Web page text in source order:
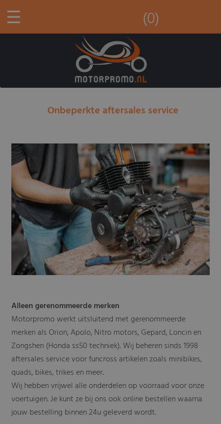
☰ (0)
Onbeperkte aftersales service
Alleen gerenommeerde merken
Motorpromo werkt uitsluitend met gerenommeerde
merken als Orion, Apolo, Nitro motors, Gepard, Loncin en
Zongshen (Honda ss50 techniek). Wij beheren sinds 1998
aftersales service voor funcross artikelen zoals minibikes,
quads, bikes, trikes en meer.
Wij hebben vrijwel alle onderdelen op voorraad voor onze
voertuigen. Je kunt ze bij ons ook online bestellen waarna
jouw bestelling binnen 24u geleverd wordt.